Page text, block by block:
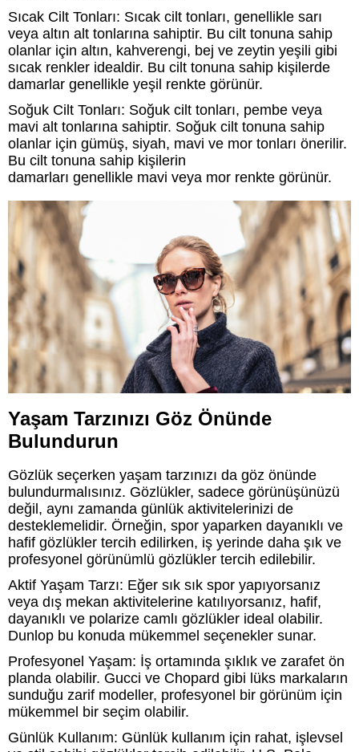
Sıcak Cilt Tonları: Sıcak cilt tonları, genellikle sarı
veya altın alt tonlarına sahiptir. Bu cilt tonuna sahip
olanlar için altın, kahverengi, bej ve zeytin yeşili gibi
sıcak renkler idealdir. Bu cilt tonuna sahip kişilerde
damarlar genellikle yeşil renkte görünür.
Soğuk Cilt Tonları: Soğuk cilt tonları, pembe veya
mavi alt tonlarına sahiptir. Soğuk cilt tonuna sahip
olanlar için gümüş, siyah, mavi ve mor tonları önerilir.
Bu cilt tonuna sahip kişilerin
damarları genellikle mavi veya mor renkte görünür.
Yaşam Tarzınızı Göz Önünde
Bulundurun
Gözlük seçerken yaşam tarzınızı da göz önünde
bulundurmalısınız. Gözlükler, sadece görünüşünüzü
değil, aynı zamanda günlük aktivitelerinizi de
desteklemelidir. Örneğin, spor yaparken dayanıklı ve
hafif gözlükler tercih edilirken, iş yerinde daha şık ve
profesyonel görünümlü gözlükler tercih edilebilir.
Aktif Yaşam Tarzı: Eğer sık sık spor yapıyorsanız
veya dış mekan aktivitelerine katılıyorsanız, hafif,
dayanıklı ve polarize camlı gözlükler ideal olabilir.
Dunlop bu konuda mükemmel seçenekler sunar.
Profesyonel Yaşam: İş ortamında şıklık ve zarafet ön
planda olabilir. Gucci ve Chopard gibi lüks markaların
sunduğu zarif modeller, profesyonel bir görünüm için
mükemmel bir seçim olabilir.
Günlük Kullanım: Günlük kullanım için rahat, işlevsel